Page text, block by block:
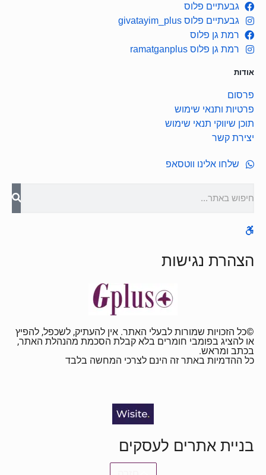
גבעתיים פלוס
גבעתיים פלוס givatayim_plus
רמת גן פלוס
רמת גן פלוס ramatganplus
אודות
פרסום
פרטיות ותנאי שימוש
תוכן שיווקי תנאי שימוש
יצירת קשר
שלחו אלינו ווטסאפ
הצהרת נגישות
©כל הזכויות שמורות לבעלי האתר. אין להעתיק, לשכפל, להפיץ
או להציג בפומבי חומרים בלא קבלת הסכמת מהנהלת האתר,
בכתב ומראש.
כל ההדמיות באתר זה הינם לצרכי המחשה בלבד
בניית אתרים לעסקים